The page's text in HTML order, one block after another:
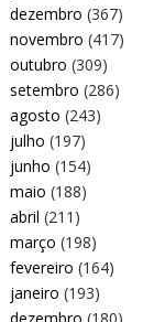
dezembro (367)
novembro (417)
outubro (309)
setembro (286)
agosto (243)
julho (197)
junho (154)
maio (188)
abril (211)
março (198)
fevereiro (164)
janeiro (193)
dezembro (180)